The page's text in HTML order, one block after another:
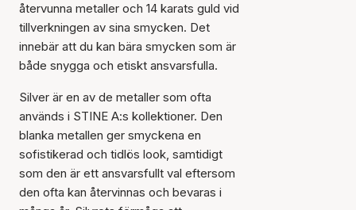
återvunna metaller och 14 karats guld vid
tillverkningen av sina smycken. Det
innebär att du kan bära smycken som är
både snygga och etiskt ansvarsfulla.
Silver är en av de metaller som ofta
används i STINE A:s kollektioner. Den
blanka metallen ger smyckena en
sofistikerad och tidlös look, samtidigt
som den är ett ansvarsfullt val eftersom
den ofta kan återvinnas och bevaras i